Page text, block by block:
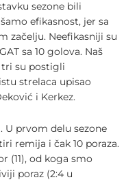
sezone bili
efikasnost, jer sa
začelju. Neefikasniji su
sa 10 golova. Naš
tri su postigli
strelaca upisao
i Kerkez.
U prvom delu sezone
remija i čak 10 poraza.
(11), od koga smo
poraz (2:4 u